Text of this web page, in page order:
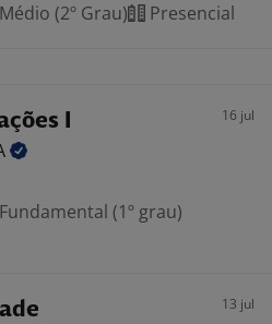
(2º Grau) Presencial
I 16 jul
(1º grau)
13 jul